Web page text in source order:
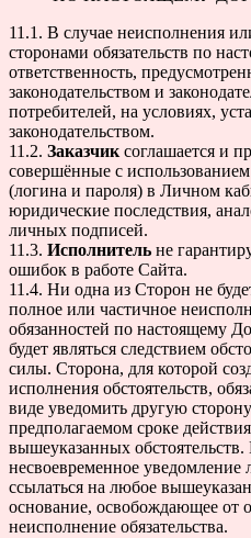
11.1. В случае неисполнения
сторонами обязательств по
ответственность,
законодательством и
потребителей, на условиях,
законодательством.
11.2. Заказчик соглашается и
совершённые с
(логина и пароля) в Личном
юридические последствия,
личных подписей.
11.3. Исполнитель не
ошибок в работе Сайта.
11.4. Ни одна из Сторон не
полное или частичное
обязанностей по настоящему
будет являться следствием
силы. Сторона, для которой
исполнения обстоятельств,
виде уведомить другую
предполагаемом сроке
вышеуказанных
несвоевременное
ссылаться на любое
основание, освобождающее от
неисполнение обязательства.